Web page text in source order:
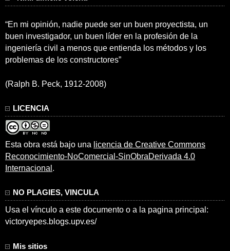
“En mi opinión, nadie puede ser un buen proyectista, un
buen investigador, un buen líder en la profesión de la
ingeniería civil a menos que entienda los métodos y los
problemas de los constructores”
(Ralph B. Peck, 1912-2008)
LICENCIA
Esta obra está bajo una licencia de Creative Commons
Reconocimiento-NoComercial-SinObraDerivada 4.0
Internacional .
NO PLAGIES, VINCULA
Usa el vínculo a este documento o a la pagina principal:
victoryepes.blogs.upv.es/
Mis sitios